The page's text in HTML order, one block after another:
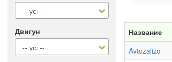
Двигун Название
Avtozalizo